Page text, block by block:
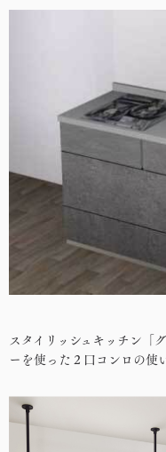
スタイリッシュキッチン「
ーを使った２口コンロの使